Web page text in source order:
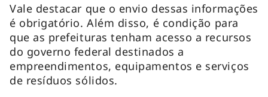
Vale destacar que o envio dessas informações
é obrigatório. Além disso, é condição para
que as prefeituras tenham acesso a recursos
do governo federal destinados a
empreendimentos, equipamentos e serviços
de resíduos sólidos.